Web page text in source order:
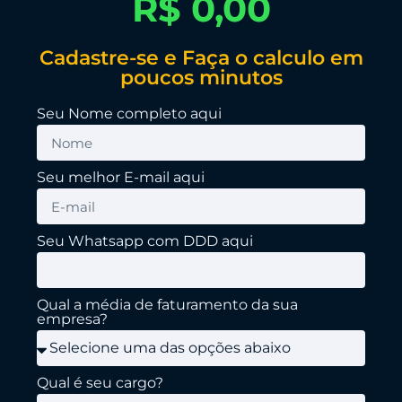
Cadastre-se e Faça o calculo em
poucos minutos
Seu Nome completo aqui
Seu melhor E-mail aqui
Seu Whatsapp com DDD aqui
Qual a média de faturamento da sua
empresa?
Qual é seu cargo?